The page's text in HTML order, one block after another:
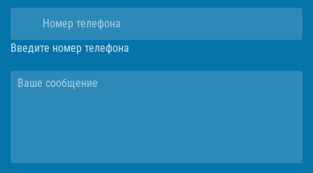
Введите номер телефона